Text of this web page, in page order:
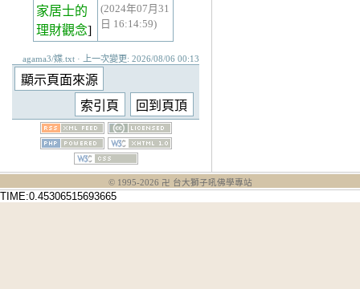
家居士的
理財觀念]
(2024年07月31
日 16:14:59)
agama3/媟.txt · 上一次變更: 2026/08/06 00:13
© 1995-2026 卍 台大獅子吼佛學專站
TIME:0.45306515693665